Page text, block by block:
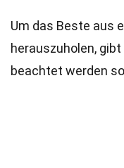
Um das Beste aus
herauszuholen,
beachtet werden